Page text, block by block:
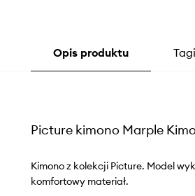
Opis produktu Tagi
Picture kimono Marple
Kimono z kolekcji Picture. Model
komfortowy materiał.